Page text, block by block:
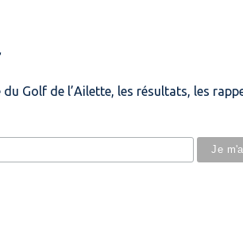
Golf de l’Ailette, les résultats, les